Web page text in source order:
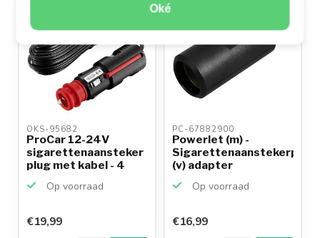
Oké
OKS-95682
ProCar 12-24V
sigarettenaansteker
plug met kabel - 4
Op voorraad
€19,99
PC-67882900
Powerlet (m) -
Sigarettenaanstekerplug
(v) adapter
Op voorraad
€16,99